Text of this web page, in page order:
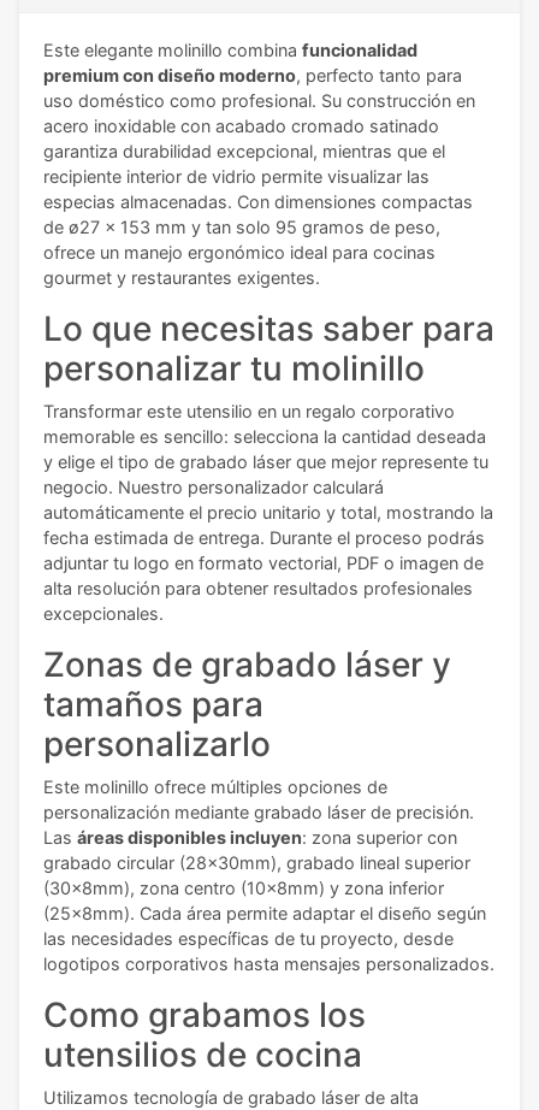
Este elegante molinillo combina funcionalidad
premium con diseño moderno, perfecto tanto para
uso doméstico como profesional. Su construcción en
acero inoxidable con acabado cromado satinado
garantiza durabilidad excepcional, mientras que el
recipiente interior de vidrio permite visualizar las
especias almacenadas. Con dimensiones compactas
de ø27 x 153 mm y tan solo 95 gramos de peso,
ofrece un manejo ergonómico ideal para cocinas
gourmet y restaurantes exigentes.
Lo que necesitas saber para
personalizar tu molinillo
Transformar este utensilio en un regalo corporativo
memorable es sencillo: selecciona la cantidad deseada
y elige el tipo de grabado láser que mejor represente tu
negocio. Nuestro personalizador calculará
automáticamente el precio unitario y total, mostrando la
fecha estimada de entrega. Durante el proceso podrás
adjuntar tu logo en formato vectorial, PDF o imagen de
alta resolución para obtener resultados profesionales
excepcionales.
Zonas de grabado láser y
tamaños para
personalizarlo
Este molinillo ofrece múltiples opciones de
personalización mediante grabado láser de precisión.
Las áreas disponibles incluyen: zona superior con
grabado circular (28x30mm), grabado lineal superior
(30x8mm), zona centro (10x8mm) y zona inferior
(25x8mm). Cada área permite adaptar el diseño según
las necesidades específicas de tu proyecto, desde
logotipos corporativos hasta mensajes personalizados.
Como grabamos los
utensilios de cocina
Utilizamos tecnología de grabado láser de alta